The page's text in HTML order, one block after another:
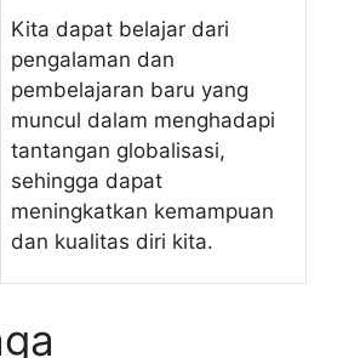
Kita dapat belajar dari
pengalaman dan
pembelajaran baru yang
muncul dalam menghadapi
tantangan globalisasi,
sehingga dapat
meningkatkan kemampuan
dan kualitas diri kita.